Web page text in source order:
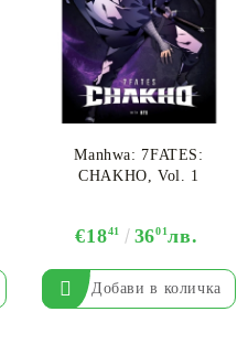
Manhwa​: 7FATES:
CHAKHO, Vol. 1
€1841 3601лв.